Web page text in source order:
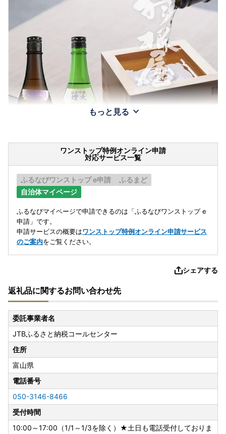
もっと見る
ワンストップ特例オンライン申請
対応サービス一覧
ふるなびワンストップ e申請
ふるまど
自治体マイページ
ふるなびマイページで申請できるのは「ふるなびワンストップ e
申請」です。
申請サービスの概要はワンストップ特例オンライン申請サービス
のご案内をご覧ください。
シェアする
返礼品に関するお問い合わせ先
委託事業者名
JTBふるさと納税コールセンター
住所
富山県
電話番号
050-3146-8466
受付時間
10:00～17:00（1/1～1/3を除く）★土日も電話受付しておりま